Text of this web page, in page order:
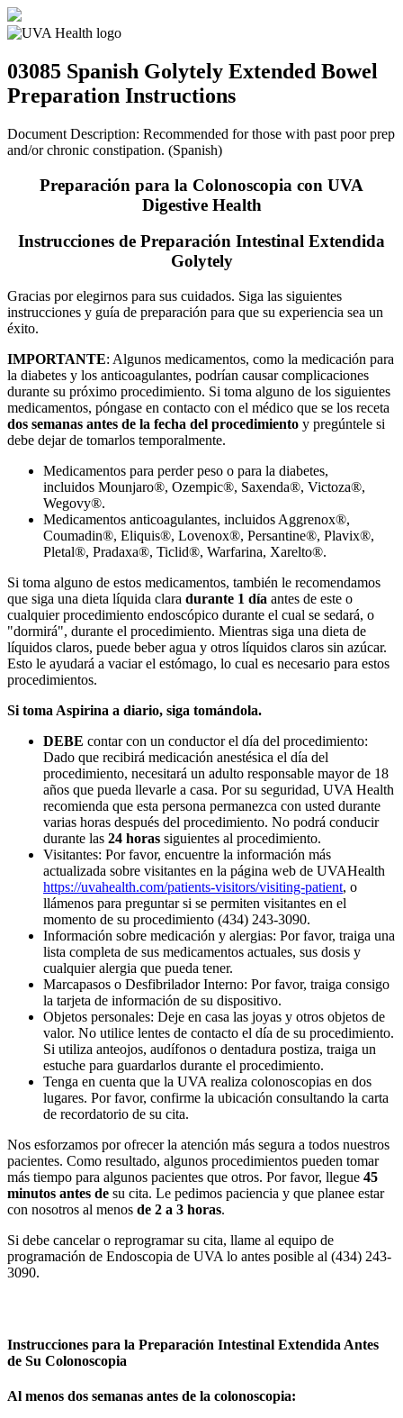
03085 Spanish Golytely Extended Bowel
Preparation Instructions
Document Description: Recommended for those with past poor prep
and/or chronic constipation. (Spanish)
Preparación para la Colonoscopia con UVA
Digestive Health
Instrucciones de Preparación Intestinal Extendida
Golytely
Gracias por elegirnos para sus cuidados. Siga las siguientes
instrucciones y guía de preparación para que su experiencia sea un
éxito.
IMPORTANTE: Algunos medicamentos, como la medicación para
la diabetes y los anticoagulantes, podrían causar complicaciones
durante su próximo procedimiento. Si toma alguno de los siguientes
medicamentos, póngase en contacto con el médico que se los receta
dos semanas antes de la fecha del procedimiento y pregúntele si
debe dejar de tomarlos temporalmente.
Medicamentos para perder peso o para la diabetes,
incluidos Mounjaro®, Ozempic®, Saxenda®, Victoza®,
Wegovy®.
Medicamentos anticoagulantes, incluidos Aggrenox®,
Coumadin®, Eliquis®, Lovenox®, Persantine®, Plavix®,
Pletal®, Pradaxa®, Ticlid®, Warfarina, Xarelto®.
Si toma alguno de estos medicamentos, también le recomendamos
que siga una dieta líquida clara durante 1 día antes de este o
cualquier procedimiento endoscópico durante el cual se sedará, o
"dormirá", durante el procedimiento. Mientras siga una dieta de
líquidos claros, puede beber agua y otros líquidos claros sin azúcar.
Esto le ayudará a vaciar el estómago, lo cual es necesario para estos
procedimientos.
Si toma Aspirina a diario, siga tomándola.
DEBE contar con un conductor el día del procedimiento:
Dado que recibirá medicación anestésica el día del
procedimiento, necesitará un adulto responsable mayor de 18
años que pueda llevarle a casa. Por su seguridad, UVA Health
recomienda que esta persona permanezca con usted durante
varias horas después del procedimiento. No podrá conducir
durante las 24 horas siguientes al procedimiento.
Visitantes: Por favor, encuentre la información más
actualizada sobre visitantes en la página web de UVAHealth
https://uvahealth.com/patients-visitors/visiting-patient, o
llámenos para preguntar si se permiten visitantes en el
momento de su procedimiento (434) 243-3090.
Información sobre medicación y alergias: Por favor, traiga una
lista completa de sus medicamentos actuales, sus dosis y
cualquier alergia que pueda tener.
Marcapasos o Desfibrilador Interno: Por favor, traiga consigo
la tarjeta de información de su dispositivo.
Objetos personales: Deje en casa las joyas y otros objetos de
valor. No utilice lentes de contacto el día de su procedimiento.
Si utiliza anteojos, audífonos o dentadura postiza, traiga un
estuche para guardarlos durante el procedimiento.
Tenga en cuenta que la UVA realiza colonoscopias en dos
lugares. Por favor, confirme la ubicación consultando la carta
de recordatorio de su cita.
Nos esforzamos por ofrecer la atención más segura a todos nuestros
pacientes. Como resultado, algunos procedimientos pueden tomar
más tiempo para algunos pacientes que otros. Por favor, llegue 45
minutos antes de su cita. Le pedimos paciencia y que planee estar
con nosotros al menos de 2 a 3 horas.
Si debe cancelar o reprogramar su cita, llame al equipo de
programación de Endoscopia de UVA lo antes posible al (434) 243-
3090.
Instrucciones para la Preparación Intestinal Extendida Antes
de Su Colonoscopia
Al menos dos semanas antes de la colonoscopia: